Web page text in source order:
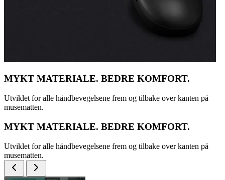
MYKT MATERIALE. BEDRE KOMFORT.
Utviklet for alle håndbevegelsene frem og tilbake over kanten på
musematten.
MYKT MATERIALE. BEDRE KOMFORT.
Utviklet for alle håndbevegelsene frem og tilbake over kanten på
musematten.